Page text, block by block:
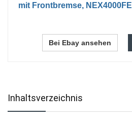
mit Frontbremse, NEX4000FE
Bei Ebay ansehen
Inhaltsverzeichnis